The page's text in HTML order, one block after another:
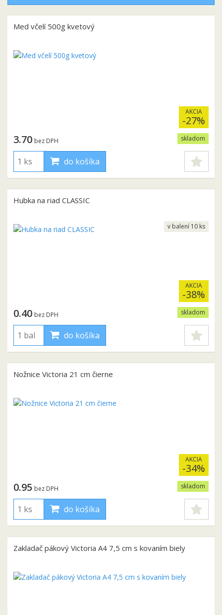
Med včelí 500g kvetový
AKCIA
-27%
skladom
3.70 bez DPH
do košíka
Hubka na riad CLASSIC
AKCIA
-38%
skladom
0.40 bez DPH
do košíka
v balení 10 ks
Nožnice Victoria 21 cm čierne
AKCIA
-34%
skladom
0.95 bez DPH
do košíka
Zakladač pákový Victoria A4 7,5 cm s kovaním biely